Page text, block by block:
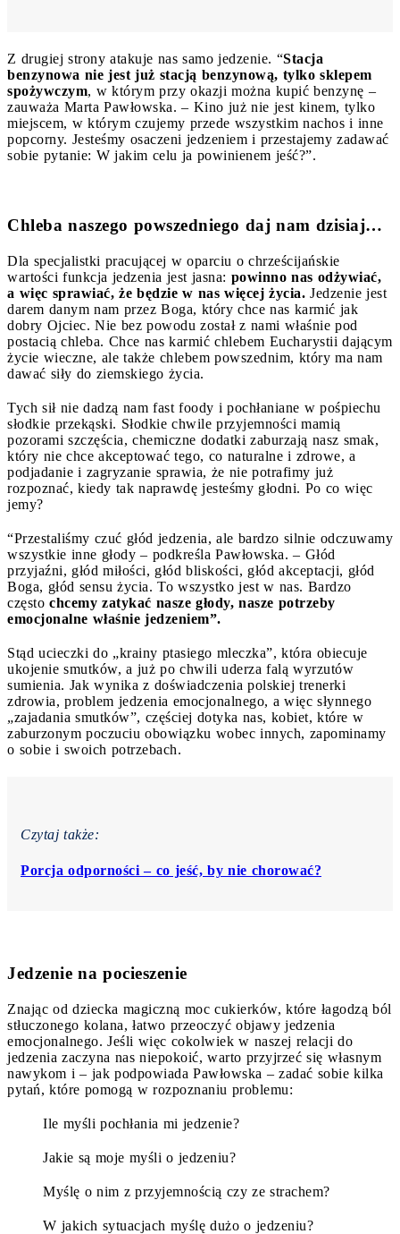
Z drugiej strony atakuje nas samo jedzenie. “Stacja
benzynowa nie jest już stacją benzynową, tylko sklepem
spożywczym, w którym przy okazji można kupić benzynę –
zauważa Marta Pawłowska. – Kino już nie jest kinem, tylko
miejscem, w którym czujemy przede wszystkim nachos i inne
popcorny. Jesteśmy osaczeni jedzeniem i przestajemy zadawać
sobie pytanie: W jakim celu ja powinienem jeść?”.
Chleba naszego powszedniego daj nam dzisiaj…
Dla specjalistki pracującej w oparciu o chrześcijańskie
wartości funkcja jedzenia jest jasna: powinno nas odżywiać,
a więc sprawiać, że będzie w nas więcej życia. Jedzenie jest
darem danym nam przez Boga, który chce nas karmić jak
dobry Ojciec. Nie bez powodu został z nami właśnie pod
postacią chleba. Chce nas karmić chlebem Eucharystii dającym
życie wieczne, ale także chlebem powszednim, który ma nam
dawać siły do ziemskiego życia.
Tych sił nie dadzą nam fast foody i pochłaniane w pośpiechu
słodkie przekąski. Słodkie chwile przyjemności mamią
pozorami szczęścia, chemiczne dodatki zaburzają nasz smak,
który nie chce akceptować tego, co naturalne i zdrowe, a
podjadanie i zagryzanie sprawia, że nie potrafimy już
rozpoznać, kiedy tak naprawdę jesteśmy głodni. Po co więc
jemy?
“Przestaliśmy czuć głód jedzenia, ale bardzo silnie odczuwamy
wszystkie inne głody – podkreśla Pawłowska. – Głód
przyjaźni, głód miłości, głód bliskości, głód akceptacji, głód
Boga, głód sensu życia. To wszystko jest w nas. Bardzo
często chcemy zatykać nasze głody, nasze potrzeby
emocjonalne właśnie jedzeniem”.
Stąd ucieczki do „krainy ptasiego mleczka”, która obiecuje
ukojenie smutków, a już po chwili uderza falą wyrzutów
sumienia. Jak wynika z doświadczenia polskiej trenerki
zdrowia, problem jedzenia emocjonalnego, a więc słynnego
„zajadania smutków”, częściej dotyka nas, kobiet, które w
zaburzonym poczuciu obowiązku wobec innych, zapominamy
o sobie i swoich potrzebach.
Czytaj także:
Porcja odporności – co jeść, by nie chorować?
Jedzenie na pocieszenie
Znając od dziecka magiczną moc cukierków, które łagodzą ból
stłuczonego kolana, łatwo przeoczyć objawy jedzenia
emocjonalnego. Jeśli więc cokolwiek w naszej relacji do
jedzenia zaczyna nas niepokoić, warto przyjrzeć się własnym
nawykom i – jak podpowiada Pawłowska – zadać sobie kilka
pytań, które pomogą w rozpoznaniu problemu:
Ile myśli pochłania mi jedzenie?
Jakie są moje myśli o jedzeniu?
Myślę o nim z przyjemnością czy ze strachem?
W jakich sytuacjach myślę dużo o jedzeniu?